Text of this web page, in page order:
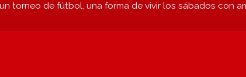
torneo de fútbol, una forma de vivir los sábados con